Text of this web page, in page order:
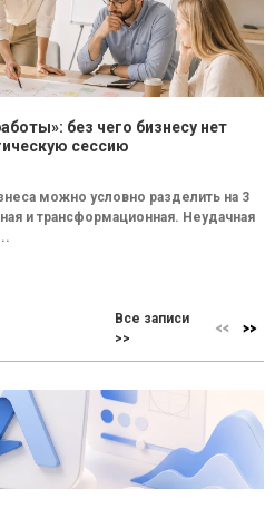
без чего бизнесу нет
сессию
можно условно разделить на 3
и трансформационная. Неудачная
Все записи
>>